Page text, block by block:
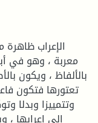
الإعراب
معربة ، وهو في
بالألفاظ ، ويكون
تعتورها فتكون
وتتمييزا وبدلا
إلى إعرابها